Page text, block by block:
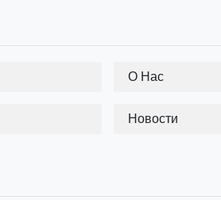
О Нас
Новости